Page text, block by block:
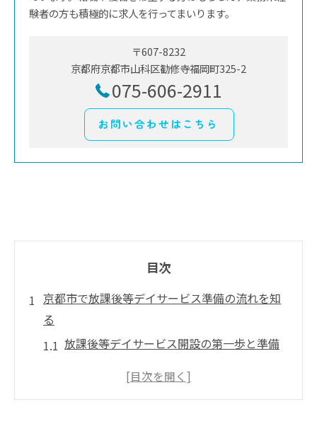
験者の方も積極的に求人を行ってまいります。
〒607-8232
京都府京都市山科区勧修寺福岡町325-2
075-606-2911
お問い合わせはこちら
目次
京都市で放課後等デイサービス準備の流れを知
る
放課後等デイサービス開設の第一歩と準備
京都市で放課後等デイサービスを始める手